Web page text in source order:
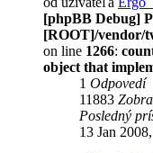
[phpBB Debug]
[ROOT]/vendor/
on line 1266:
object that
1 Odpovedí
11883
Posledný
13 Jan